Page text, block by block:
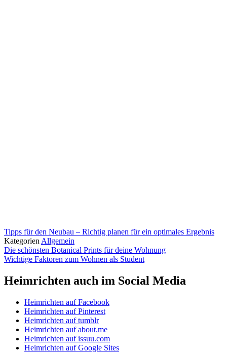
Tipps für den Neubau – Richtig planen für ein optimales Ergebnis
Kategorien Allgemein
Die schönsten Botanical Prints für deine Wohnung
Wichtige Faktoren zum Wohnen als Student
Heimrichten auch im Social Media
Heimrichten auf Facebook
Heimrichten auf Pinterest
Heimrichten auf tumblr
Heimrichten auf about.me
Heimrichten auf issuu.com
Heimrichten auf Google Sites